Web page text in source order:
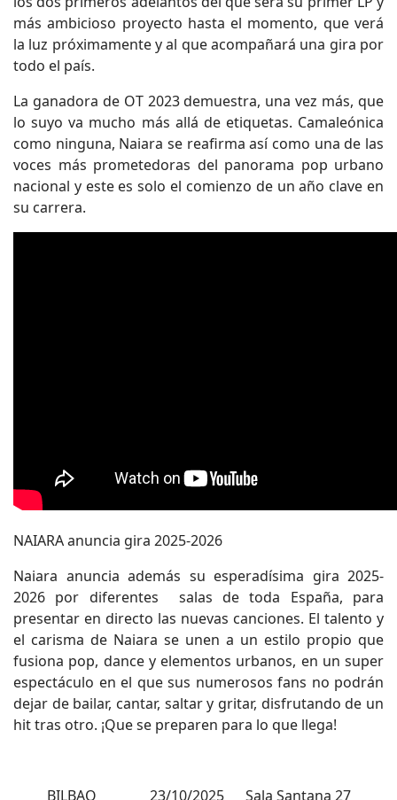
más ambicioso proyecto hasta el momento, que verá
la luz próximamente y al que acompañará una gira por
todo el país.
La ganadora de OT 2023 demuestra, una vez más, que
lo suyo va mucho más allá de etiquetas. Camaleónica
como ninguna, Naiara se reafirma así como una de las
voces más prometedoras del panorama pop urbano
nacional y este es solo el comienzo de un año clave en
su carrera.
NAIARA anuncia gira 2025-2026
Naiara anuncia además su esperadísima gira 2025-
2026 por diferentes salas de toda España, para
presentar en directo las nuevas canciones. El talento y
el carisma de Naiara se unen a un estilo propio que
fusiona pop, dance y elementos urbanos, en un super
espectáculo en el que sus numerosos fans no podrán
dejar de bailar, cantar, saltar y gritar, disfrutando de un
hit tras otro. ¡Que se preparen para lo que llega!
BILBAO 23/10/2025 Sala Santana 27